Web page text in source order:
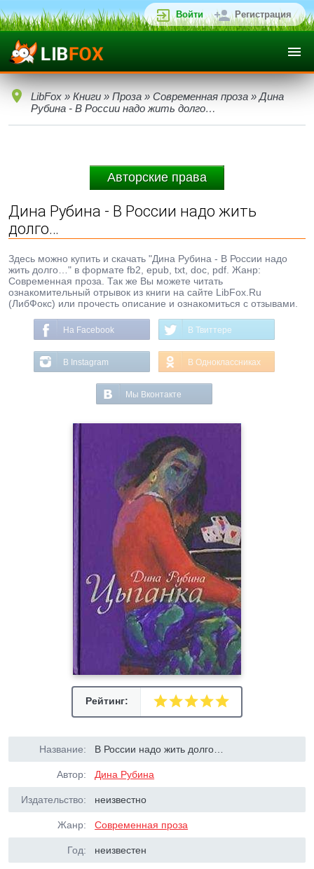
Войти Регистрация
LibFox » Книги » Проза » Современная проза » Дина
Рубина - В России надо жить долго…
Авторские права
Дина Рубина - В России надо жить
долго…
Здесь можно купить и скачать "Дина Рубина - В России надо
жить долго…" в формате fb2, epub, txt, doc, pdf. Жанр:
Современная проза. Так же Вы можете читать
ознакомительный отрывок из книги на сайте LibFox.Ru
(ЛибФокс) или прочесть описание и ознакомиться с отзывами.
На Facebook В Твиттере
В Instagram В Одноклассниках
Мы Вконтакте
Рейтинг:
Название: В России надо жить долго…
Автор: Дина Рубина
Издательство: неизвестно
Жанр: Современная проза
Год: неизвестен